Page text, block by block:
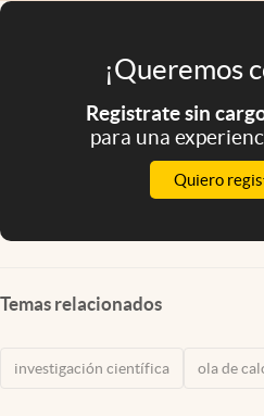
¡Queremos
Registrate sin
para una
Quiero
Temas relacionados
investigación científica ola de